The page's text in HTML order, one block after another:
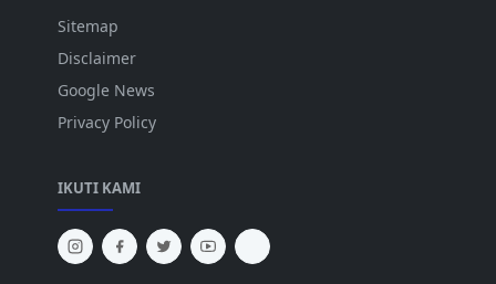
Sitemap
Disclaimer
Google News
Privacy Policy
IKUTI KAMI